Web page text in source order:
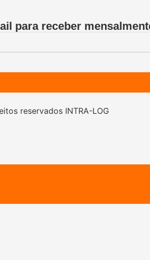
para receber
reservados INTRA-LOG